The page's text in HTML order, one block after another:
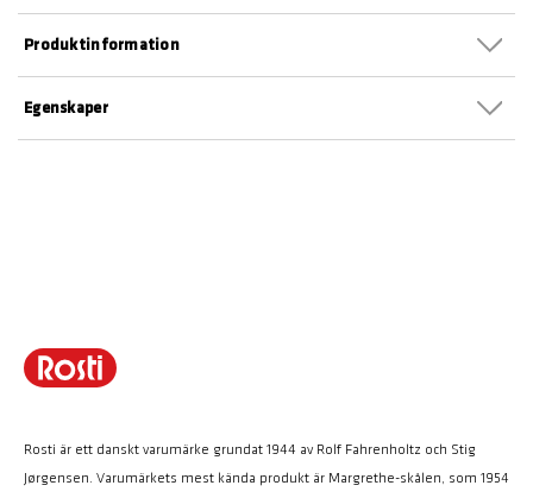
Egenskaper
Produktinformation
Rosti är ett danskt varumärke grundat 1944 av Rolf Fahrenholtz och Stig
Jørgensen. Varumärkets mest kända produkt är Margrethe-skålen, som 1954